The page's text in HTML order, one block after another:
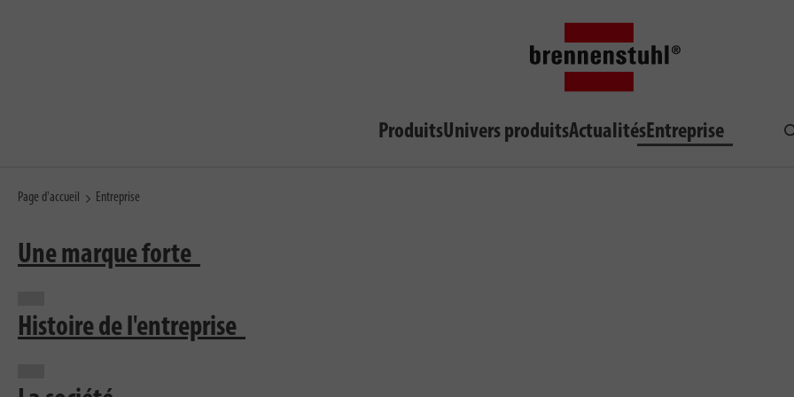
ProduitsUnivers produitsActualitésEntreprise
Page d'accueil Entreprise
Une marque forte
Histoire de l'entreprise